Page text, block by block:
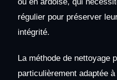
ou en ardoise, qui
régulier pour préserver
intégrité.
La méthode de nettoyage
particulièrement adaptée